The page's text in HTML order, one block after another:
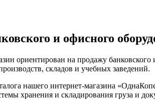
и офисного
ориентирован на продажу
складов и учебных заведений.
нашего интернет-магазина
хранения и складирования груза и